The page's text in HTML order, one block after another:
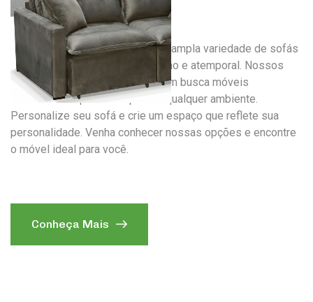
A Estofados União oferece uma ampla variedade de sofás
e estofados, com design moderno e atemporal. Nossos
produtos são perfeitos para quem busca móveis
exclusivos e que se adaptem a qualquer ambiente.
Personalize seu sofá e crie um espaço que reflete sua
personalidade. Venha conhecer nossas opções e encontre
o móvel ideal para você.
Conheça Mais